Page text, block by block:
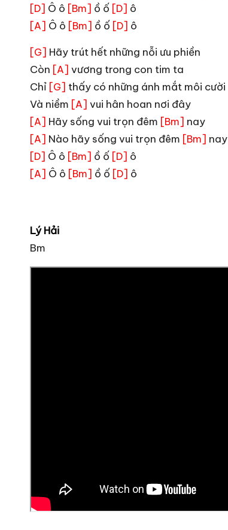
[D] Ô ô [Bm] ồ ố [D] ô
[A] Ô ô [Bm] ồ ố [D] ô
[G] Hãy trút hết những nỗi ưu phiền
Còn [A] vương trong con tim ta
Chỉ [G] thấy có những ánh mắt môi cười
Và niềm [A] vui hân hoan nơi đây
[A] Hãy sống vui trọn đêm [Bm] nay
[A] Nào hãy sống vui trọn đêm [Bm] nay
[D] Ô ô [Bm] ồ ố [D] ô
[A] Ô ô [Bm] ồ ố [D] ô
Lý Hải
Bm